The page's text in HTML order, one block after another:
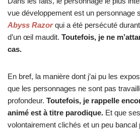
vue développement est un personnage
Abyss Razorqui a été persécuté durant
d’un œil maudit. Toutefois, je ne
cas.
En bref, la manière dont j’ai pu les
que les personnages ne sont pas
profondeur. Toutefois, je rappelle
animé est à titre parodique. Et que
volontairement clichés et un peu bancal